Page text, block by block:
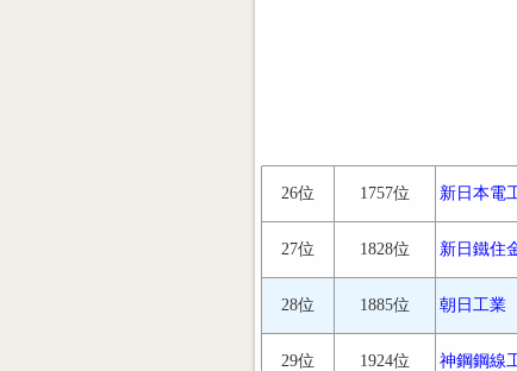
26位 1757位 新日本電
27位 1828位 新日鐵住
28位 1885位 朝日工業
29位 1924位 神鋼鋼線